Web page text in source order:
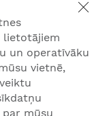
lietotājiem
un operatīvāku
vietnē,
mūsu